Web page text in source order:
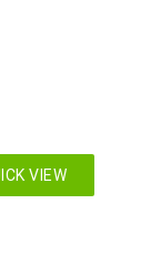
VIEW